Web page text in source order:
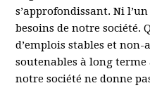
s’approfondissant. Ni
besoins de notre société.
d’emplois stables et
soutenables à long
notre société ne donne